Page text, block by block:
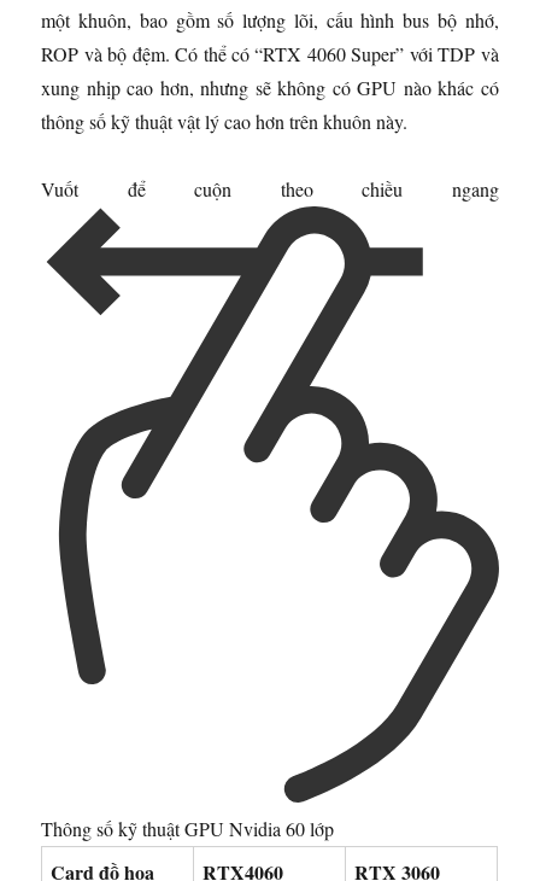
một khuôn, bao gồm số lượng lõi, cấu hình bus bộ nhớ,
ROP và bộ đệm. Có thể có “RTX 4060 Super” với TDP và
xung nhịp cao hơn, nhưng sẽ không có GPU nào khác có
thông số kỹ thuật vật lý cao hơn trên khuôn này.
Vuốt để cuộn theo chiều ngang
Thông số kỹ thuật GPU Nvidia 60 lớp
Card đồ họa RTX4060 RTX 3060